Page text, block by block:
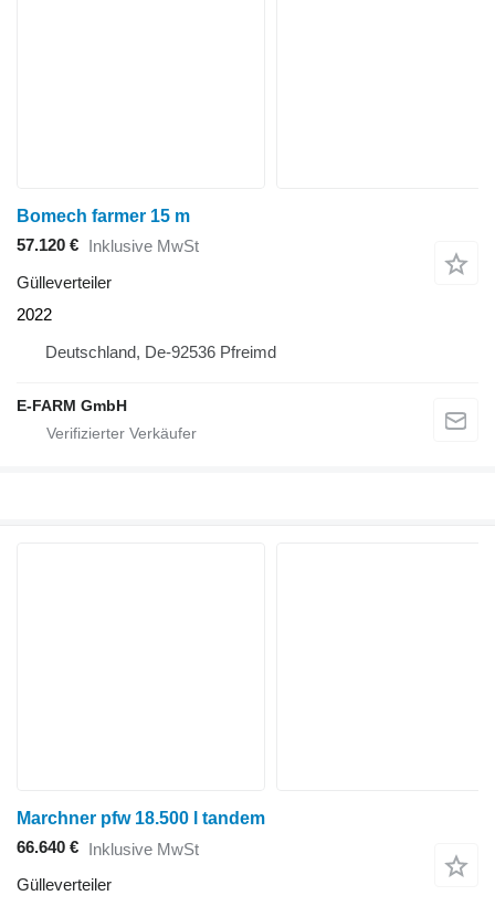
Bomech farmer 15 m
57.120 € Inklusive MwSt
Gülleverteiler
2022
Deutschland, De-92536 Pfreimd
E-FARM GmbH
Marchner pfw 18.500 l tandem
66.640 € Inklusive MwSt
Gülleverteiler